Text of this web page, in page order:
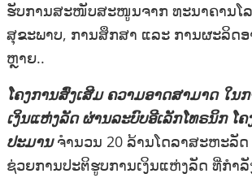
ຮັບການສະໜັບສະໜູນ​ຈາກ ທະນາຄານໂ
ສຸຂະພາບ, ການສຶກສາ ແລະ ການຜະລິດ
ຫຼາຍ..
ໂຄງການສົ່ງເສີມ ຄວາມອາດສາມາດ ໃນ
ເງິນແຫ່ງລັດ ຜ່ານລະບົບອີເລັກໂທຣນິກ ໂຄ
ປະມານຈຳ​ນວນ 20 ລ້ານໂດລາສະຫະລັດ
ຊ່ວຍການປະຕິຮູບການ​ເງິນ​ແຫ່ງ​ລັດ ທີ່​ກຳ​